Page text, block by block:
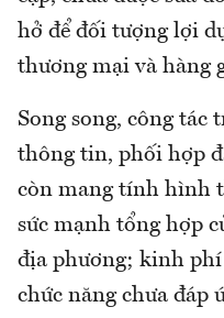
hở để đối tượng lợi
thương mại và hàng
Song song, công tác
thông tin, phối hợp
còn mang tính hình
sức mạnh tổng hợp
địa phương; kinh
chức năng chưa đáp